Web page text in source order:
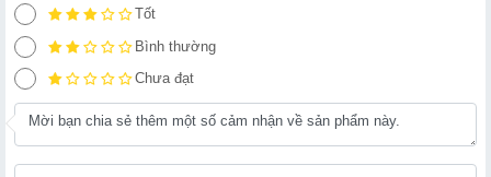
Tốt
Bình thường
Chưa đạt